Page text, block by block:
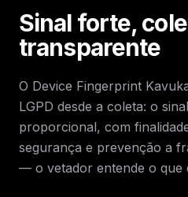
Sinal forte,
transparente
O Device Fingerprint
LGPD desde a coleta: o
proporcional, com
segurança e prevenção a
— o vetador entende o que